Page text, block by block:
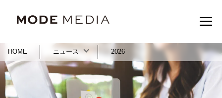
HOME ニュース 2026